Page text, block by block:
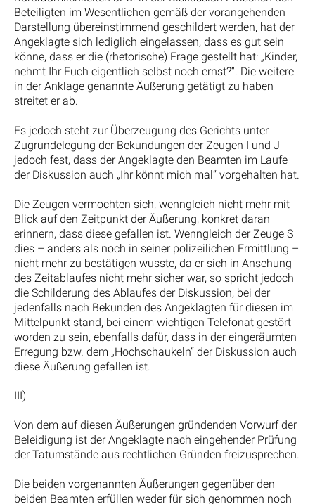
Beteiligten im Wesentlichen gemäß der vorangehenden
Darstellung übereinstimmend geschildert werden, hat der
Angeklagte sich lediglich eingelassen, dass es gut sein
könne, dass er die (rhetorische) Frage gestellt hat: „Kinder,
nehmt Ihr Euch eigentlich selbst noch ernst?“. Die weitere
in der Anklage genannte Äußerung getätigt zu haben
streitet er ab.
Es jedoch steht zur Überzeugung des Gerichts unter
Zugrundelegung der Bekundungen der Zeugen I und J
jedoch fest, dass der Angeklagte den Beamten im Laufe
der Diskussion auch „Ihr könnt mich mal“ vorgehalten hat.
Die Zeugen vermochten sich, wenngleich nicht mehr mit
Blick auf den Zeitpunkt der Äußerung, konkret daran
erinnern, dass diese gefallen ist. Wenngleich der Zeuge S
dies – anders als noch in seiner polizeilichen Ermittlung –
nicht mehr zu bestätigen wusste, da er sich in Ansehung
des Zeitablaufes nicht mehr sicher war, so spricht jedoch
die Schilderung des Ablaufes der Diskussion, bei der
jedenfalls nach Bekunden des Angeklagten für diesen im
Mittelpunkt stand, bei einem wichtigen Telefonat gestört
worden zu sein, ebenfalls dafür, dass in der eingeräumten
Erregung bzw. dem „Hochschaukeln“ der Diskussion auch
diese Äußerung gefallen ist.
III)
Von dem auf diesen Äußerungen gründenden Vorwurf der
Beleidigung ist der Angeklagte nach eingehender Prüfung
der Tatumstände aus rechtlichen Gründen freizusprechen.
Die beiden vorgenannten Äußerungen gegenüber den
beiden Beamten erfüllen weder für sich genommen noch